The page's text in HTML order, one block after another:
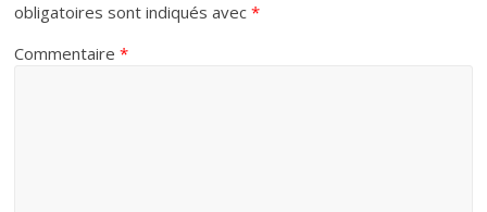
obligatoires sont indiqués avec*
Commentaire*